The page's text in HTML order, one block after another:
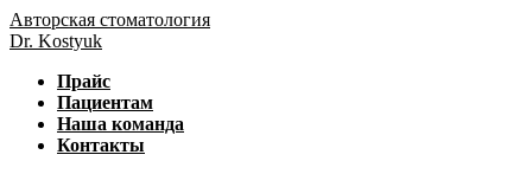
Авторская стоматология
Dr. Kostyuk
Прайс
Пациентам
Наша команда
Контакты